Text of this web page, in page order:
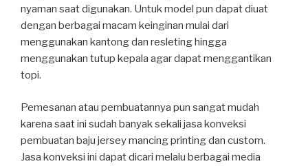
nyaman saat digunakan. Untuk model pun dapat diuat
dengan berbagai macam keinginan mulai dari
menggunakan kantong dan resleting hingga
menggunakan tutup kepala agar dapat menggantikan
topi.
Pemesanan atau pembuatannya pun sangat mudah
karena saat ini sudah banyak sekali jasa konveksi
pembuatan baju jersey mancing printing dan custom.
Jasa konveksi ini dapat dicari melalu berbagai media